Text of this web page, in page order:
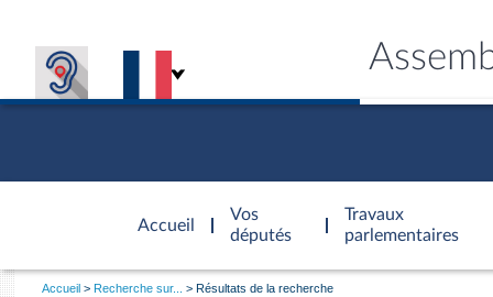
Accueil
d'accueil
Vos
députés
Travaux
parlementaires
Vous
Accueil Recherche sur... Résultats de la recherche